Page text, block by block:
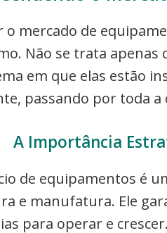
o mercado de
Não se trata
em que elas estão
passando por toda
A Importância
de equipamentos é
e manufatura. Ele
para operar e